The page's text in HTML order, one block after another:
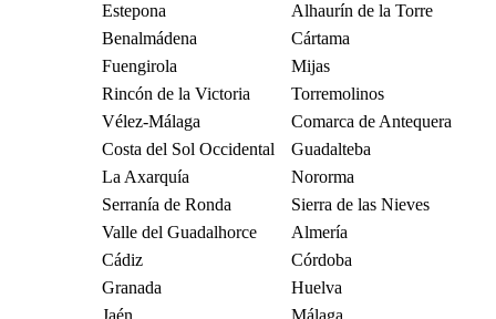
Estepona
Alhaurín de la Torre
Benalmádena
Cártama
Fuengirola
Mijas
Rincón de la Victoria
Torremolinos
Vélez-Málaga
Comarca de Antequera
Costa del Sol Occidental
Guadalteba
La Axarquía
Nororma
Serranía de Ronda
Sierra de las Nieves
Valle del Guadalhorce
Almería
Cádiz
Córdoba
Granada
Huelva
Jaén
Málaga